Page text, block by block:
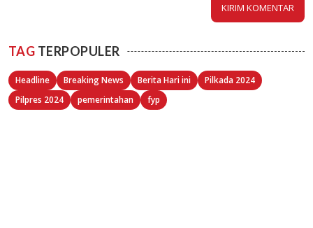
TAG TERPOPULER
Headline Breaking News Berita Hari ini
Pilkada 2024
Pilpres 2024
pemerintahan fyp